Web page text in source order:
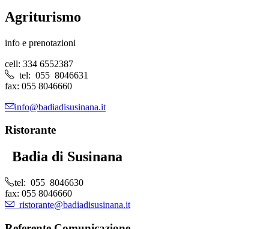
Agriturismo
info e prenotazioni
cell: 334 6552387
tel: 055 8046631
fax: 055 8046660
info@badiadisusinana.it
Ristorante
Badia di Susinana
tel: 055 8046630
fax: 055 8046660
ristorante@badiadisusinana.it